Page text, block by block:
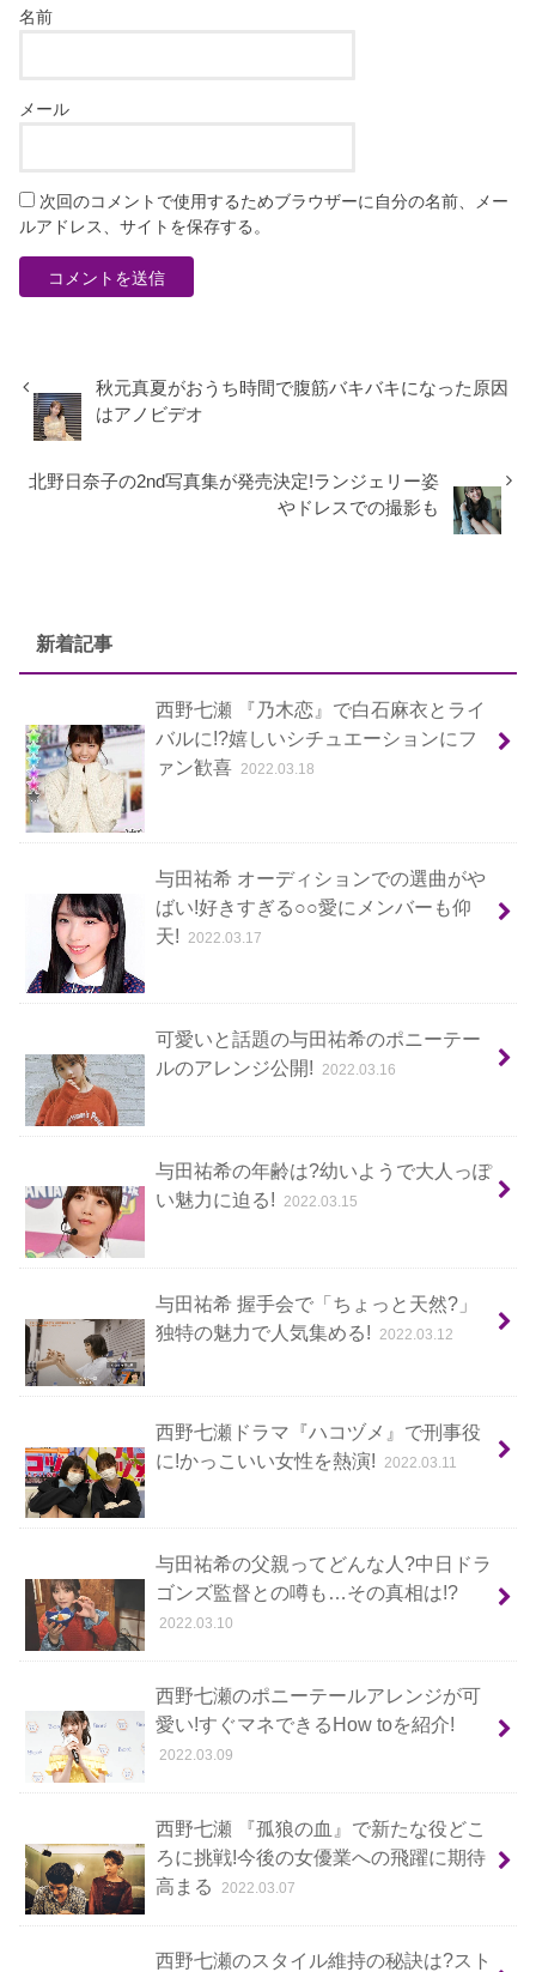
名前
メール
次回のコメントで使用するためブラウザーに自分の名前、メー
ルアドレス、サイトを保存する。
秋元真夏がおうち時間で腹筋バキバキになった原因
はアノビデオ
北野日奈子の2nd写真集が発売決定!ランジェリー姿
やドレスでの撮影も
新着記事
西野七瀬 『乃木恋』で白石麻衣とライ
バルに!?嬉しいシチュエーションにフ
ァン歓喜
2022.03.18
与田祐希 オーディションでの選曲がや
ばい!好きすぎる○○愛にメンバーも仰
天!
2022.03.17
可愛いと話題の与田祐希のポニーテー
ルのアレンジ公開!
2022.03.16
与田祐希の年齢は?幼いようで大人っぽ
い魅力に迫る!
2022.03.15
与田祐希 握手会で「ちょっと天然?」
独特の魅力で人気集める!
2022.03.12
西野七瀬ドラマ『ハコヅメ』で刑事役
に!かっこいい女性を熱演!
2022.03.11
与田祐希の父親ってどんな人?中日ドラ
ゴンズ監督との噂も…その真相は!?
2022.03.10
西野七瀬のポニーテールアレンジが可
愛い!すぐマネできるHow toを紹介!
2022.03.09
西野七瀬 『孤狼の血』で新たな役どこ
ろに挑戦!今後の女優業への飛躍に期待
高まる
2022.03.07
西野七瀬のスタイル維持の秘訣は?スト